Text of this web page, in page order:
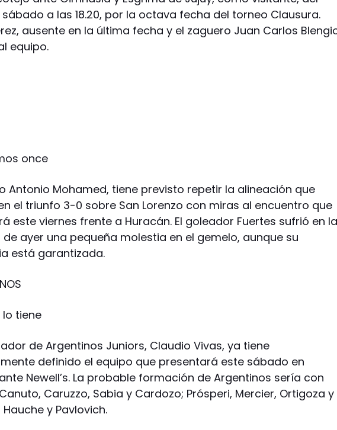
a las 18.20, por la octava fecha del torneo Clausura.
ausente en la última fecha y el zaguero Juan Carlos
equipo.
once
Antonio Mohamed, tiene previsto repetir la alineación que
el triunfo 3-0 sobre San Lorenzo con miras al encuentro que
este viernes frente a Huracán. El goleador Fuertes sufrió en la
ayer una pequeña molestia en el gemelo, aunque su
está garantizada.
lo tiene
de Argentinos Juniors, Claudio Vivas, ya tiene
definido el equipo que presentará este sábado en
Newell’s. La probable formación de Argentinos sería con
Caruzzo, Sabia y Cardozo; Prósperi, Mercier, Ortigoza y
y Pavlovich.